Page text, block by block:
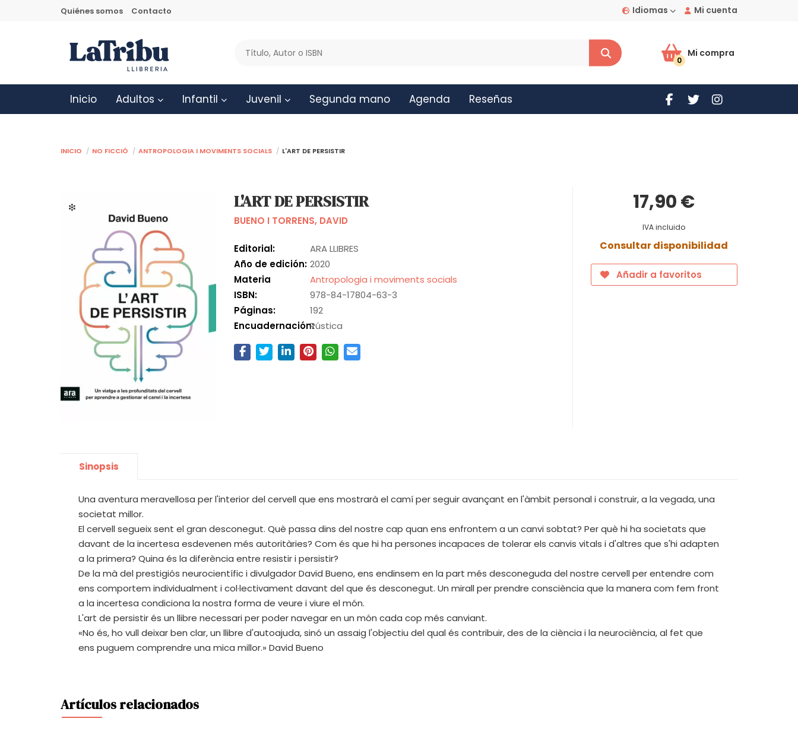
Mi cuenta
Idiomas
Quiénes somos Contacto
Mi compra
0
Inicio Adultos Infantil Juvenil Segunda mano Agenda Reseñas
Inicio No ficció Antropologia i moviments socials L'ART DE PERSISTIR
L'ART DE PERSISTIR
BUENO I TORRENS, DAVID
Editorial:
ARA LLIBRES
Año de edición: 2020
Materia
Antropologia i moviments socials
ISBN:
978-84-17804-63-3
Páginas:
192
Encuadernación:Rústica
17,90 €
IVA incluido
Consultar disponibilidad
Añadir a favoritos
Sinopsis
Una aventura meravellosa per l'interior del cervell que ens mostrarà el camí per seguir avançant en l'àmbit personal i construir, a la vegada, una
societat millor.
El cervell segueix sent el gran desconegut. Què passa dins del nostre cap quan ens enfrontem a un canvi sobtat? Per què hi ha societats que
davant de la incertesa esdevenen més autoritàries? Com és que hi ha persones incapaces de tolerar els canvis vitals i d'altres que s'hi adapten
a la primera? Quina és la diferència entre resistir i persistir?
De la mà del prestigiós neurocientífic i divulgador David Bueno, ens endinsem en la part més desconeguda del nostre cervell per entendre com
ens comportem individualment i col·lectivament davant del que és desconegut. Un mirall per prendre consciència que la manera com fem front
a la incertesa condiciona la nostra forma de veure i viure el món.
L'art de persistir és un llibre necessari per poder navegar en un món cada cop més canviant.
«No és, ho vull deixar ben clar, un llibre d'autoajuda, sinó un assaig l'objectiu del qual és contribuir, des de la ciència i la neurociència, al fet que
ens puguem comprendre una mica millor.» David Bueno
Artículos relacionados